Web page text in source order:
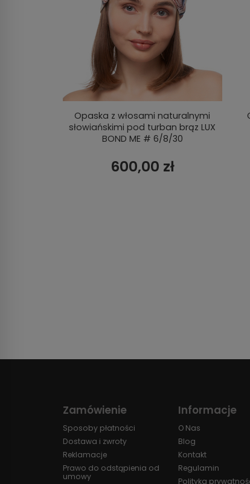
Opaska z włosami naturalnymi
słowiańskimi pod turban brąz LUX
BOND ME # 6/8/30
600,00 zł
Zamówienie
Sposoby płatności
Dostawa i zwroty
Reklamacje
Prawo do odstąpienia od
umowy
Informacje
O Nas
Blog
Kontakt
Regulamin
Polityka